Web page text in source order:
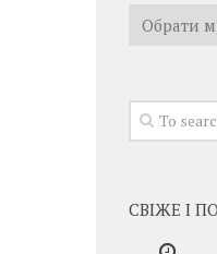
Архивы
СВІЖЕ І